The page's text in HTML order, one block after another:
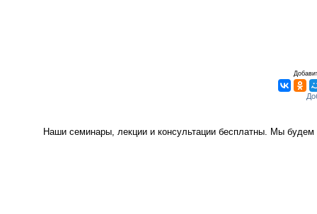
Наши семинары, лекции и консультации бесплатны. Мы